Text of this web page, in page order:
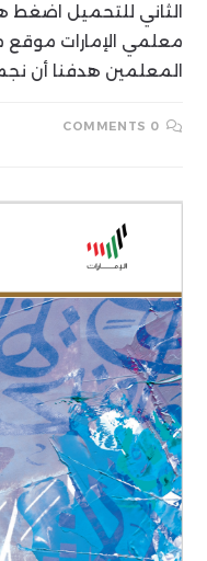
الثاني للتحميل اضغط
معلمي الإمارات
المعلمين هدفنا أن
0 COMMENTS